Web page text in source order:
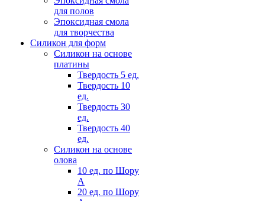
для полов
Эпоксидная смола
для творчества
Силикон для форм
Силикон на основе
платины
Твердость 5 ед.
Твердость 10
ед.
Твердость 30
ед.
Твердость 40
ед.
Силикон на основе
олова
10 ед. по Шору
А
20 ед. по Шору